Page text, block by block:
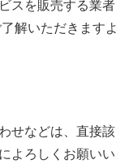
スを販売する業者
解いただきますよ
せなどは、直接該
よろしくお願いい